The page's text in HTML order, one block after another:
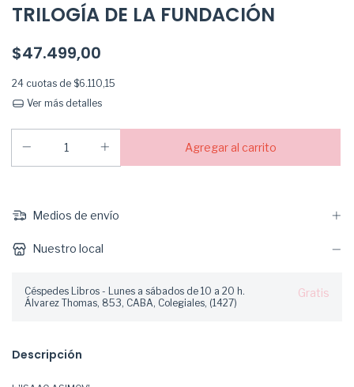
TRILOGÍA DE LA FUNDACIÓN
$47.499,00
24 cuotas de $6.110,15
Ver más detalles
Medios de envío
Nuestro local
Céspedes Libros - Lunes a sábados de 10 a 20 h.
Álvarez Thomas, 853, CABA, Colegiales, (1427)
Gratis
Descripción